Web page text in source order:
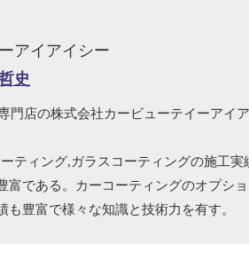
アイアイシー
史
門店の株式会社カービューテイーアイ
ティング,ガラスコーティングの施工実
富である。カーコーティングのオプシ
豊富で様々な知識と技術力を有す。